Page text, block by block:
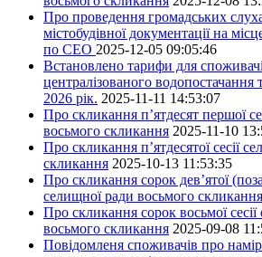
Про проведення громадських
містобудівної документації на
по СЕО 2025-12-05 09:05:46
Встановлено тарифи для
централізованого водопостачання
2026 рік. 2025-11-11 14:53:07
Про скликання п’ятдесят першої
восьмого скликання 2025-11-10
Про скликання п’ятдесятої сесії
скликання 2025-10-13 11:53:35
Про скликання сорок дев’ятої
селищної ради восьмого скликання
Про скликання сорок восьмої
восьмого скликання 2025-09-08
Повідомленя споживачів про